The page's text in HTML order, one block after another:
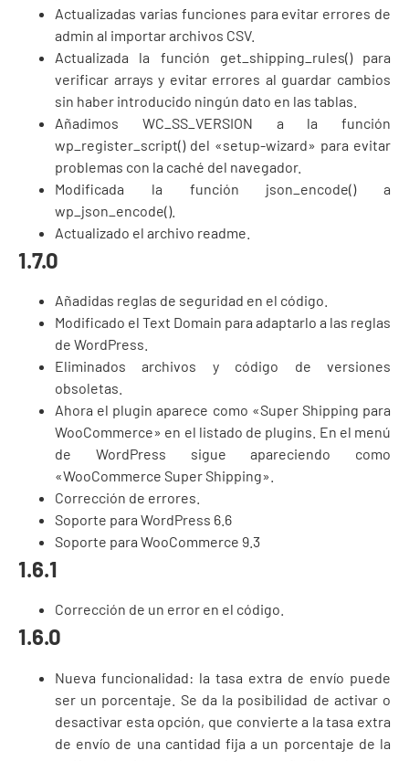
Actualizadas varias funciones para evitar errores de
admin al importar archivos CSV.
Actualizada la función get_shipping_rules() para
verificar arrays y evitar errores al guardar cambios
sin haber introducido ningún dato en las tablas.
Añadimos WC_SS_VERSION a la función
wp_register_script() del «setup-wizard» para evitar
problemas con la caché del navegador.
Modificada la función json_encode() a
wp_json_encode().
Actualizado el archivo readme.
1.7.0
Añadidas reglas de seguridad en el código.
Modificado el Text Domain para adaptarlo a las reglas
de WordPress.
Eliminados archivos y código de versiones
obsoletas.
Ahora el plugin aparece como «Super Shipping para
WooCommerce» en el listado de plugins. En el menú
de WordPress sigue apareciendo como
«WooCommerce Super Shipping».
Corrección de errores.
Soporte para WordPress 6.6
Soporte para WooCommerce 9.3
1.6.1
Corrección de un error en el código.
1.6.0
Nueva funcionalidad: la tasa extra de envío puede
ser un porcentaje. Se da la posibilidad de activar o
desactivar esta opción, que convierte a la tasa extra
de envío de una cantidad fija a un porcentaje de la